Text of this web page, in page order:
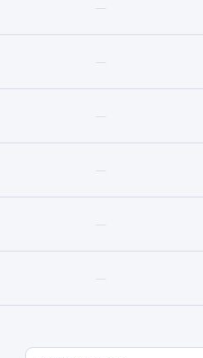
—
—
—
—
—
—